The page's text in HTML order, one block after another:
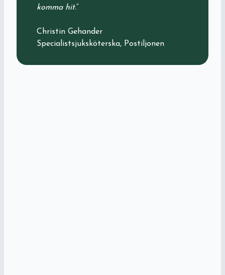
komma hit.“
Christin Gehander
Specialistsjuksköterska, Postiljonen